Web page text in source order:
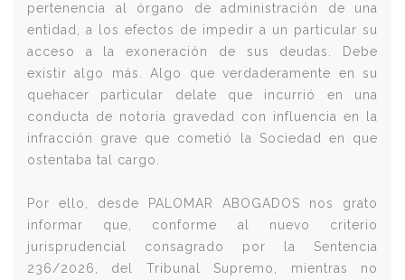
pertenencia al órgano de administración de una
entidad, a los efectos de impedir a un particular su
acceso a la exoneración de sus deudas. Debe
existir algo más. Algo que verdaderamente en su
quehacer particular delate que incurrió en una
conducta de notoria gravedad con influencia en la
infracción grave que cometió la Sociedad en que
ostentaba tal cargo.
Por ello, desde PALOMAR ABOGADOS nos grato
informar que, conforme al nuevo criterio
jurisprudencial consagrado por la Sentencia
236/2026, del Tribunal Supremo, mientras no